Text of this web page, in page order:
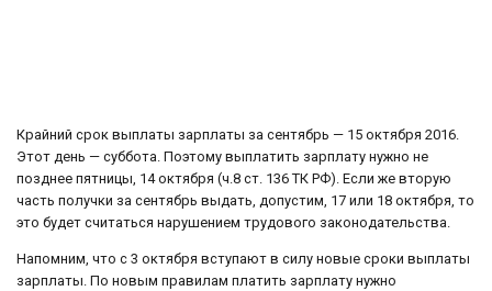
Крайний срок выплаты зарплаты за сентябрь — 15 октября 2016.
Этот день — суббота. Поэтому выплатить зарплату нужно не
позднее пятницы, 14 октября (ч.8 ст. 136 ТК РФ). Если же вторую
часть получки за сентябрь выдать, допустим, 17 или 18 октября, то
это будет считаться нарушением трудового законодательства.
Напомним, что с 3 октября вступают в силу новые сроки выплаты
зарплаты. По новым правилам платить зарплату нужно